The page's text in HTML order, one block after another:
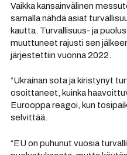
Vaikka kansainvälinen
samalla nähdä asiat
kautta. Turvallisuus- ja
muuttuneet rajusti sen
järjestettiin vuonna 2022.
“Ukrainan sota ja kiristynyt
osoittaneet, kuinka
Eurooppa reagoi, kun
selvittää.
“EU on puhunut vuosia